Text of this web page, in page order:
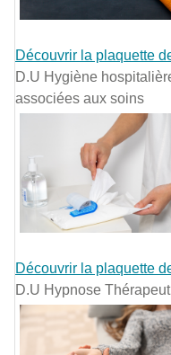
Découvrir la plaquette
D.U Hygiène
associées aux soins
Découvrir la plaquette
D.U Hypnose